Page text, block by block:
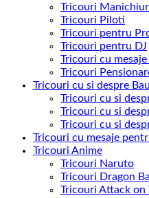
Tricouri
Tricouri Piloti
Tricouri pentru
Tricouri pentru DJ
Tricouri cu
Tricouri
Tricouri cu si despre
Tricouri cu si
Tricouri cu si
Tricouri cu si
Tricouri cu mesaje
Tricouri Anime
Tricouri Naruto
Tricouri Dragon
Tricouri Attack on